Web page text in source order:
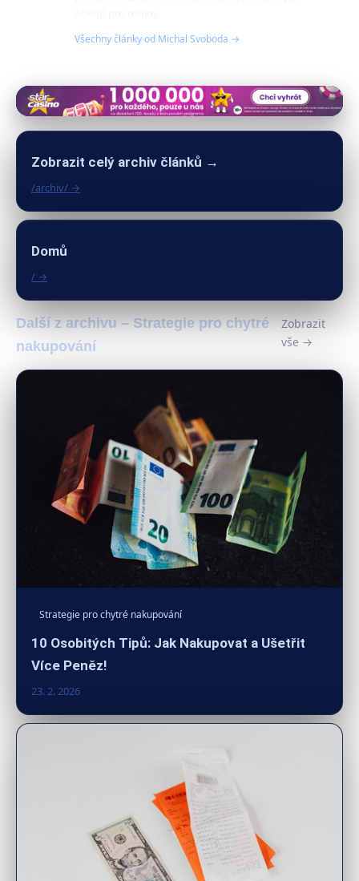
Všechny články od Michal Svoboda →
Zobrazit celý archiv článků →
/archiv/ →
Domů
/ →
Další z archivu – Strategie pro chytré
nakupování
Zobrazit
vše →
Strategie pro chytré nakupování
10 Osobitých Tipů: Jak Nakupovat a Ušetřit
Více Peněz!
23. 2. 2026